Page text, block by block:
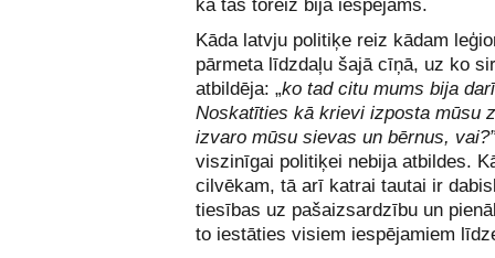
kā tas toreiz bija iespējams.
Kāda latvju politiķe reiz kādam
pārmeta līdzdaļu šajā cīņā, uz ko
atbildēja: „ko tad citu mums bija
Noskatīties kā krievi izposta mūsu
izvaro mūsu sievas un bērnus, vai?”
viszinīgai politiķei nebija atbildes.
cilvēkam, tā arī katrai tautai ir
tiesības uz pašaizsardzību un
to iestāties visiem iespējamiem